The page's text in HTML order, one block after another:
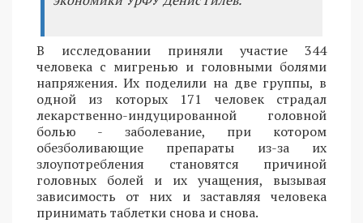
В исследовании приняли участие 344
человека с мигренью и головными болями
напряжения. Их поделили на две группы, в
одной из которых 171 человек страдал
лекарственно-индуцированной головной
болью - заболевание, при котором
обезболивающие препараты из-за их
злоупотребления становятся причиной
головных болей и их учащения, вызывая
зависимость от них и заставляя человека
принимать таблетки снова и снова.